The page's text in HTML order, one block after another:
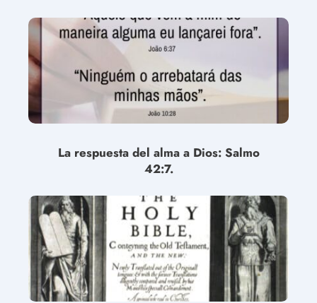
La respuesta del alma a Dios: Salmo
42:7.